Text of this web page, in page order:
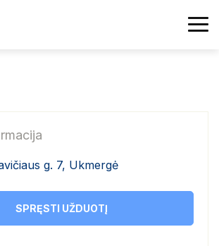
g. 7, Ukmergė
SPRĘSTI UŽDUOTĮ